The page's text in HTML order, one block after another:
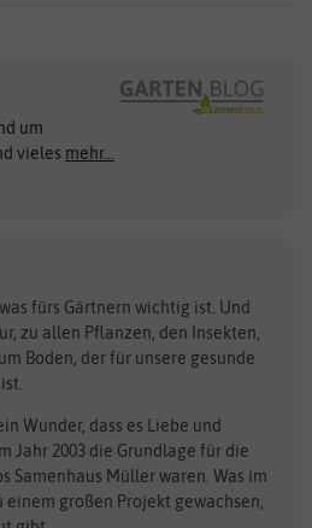
Clever Pots
COMPO
Dürr-Samen
Feldsaaten Freudenberger
Fertil
Flora Elite
um
vieles mehr...
fürs Gärtnern wichtig ist. Und
zu allen Pflanzen, den Insekten,
Boden, der für unsere gesunde
Wunder, dass es Liebe und
Jahr 2003 die Grundlage für die
Samenhaus Müller waren. Was im
einem großen Projekt gewachsen,